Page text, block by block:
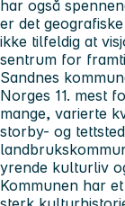
har også
er det
ikke tilfeldig at
sentrum for
Sandnes
Norges 11. mest
mange, varierte
storby- og
yrende kulturliv
Kommunen har